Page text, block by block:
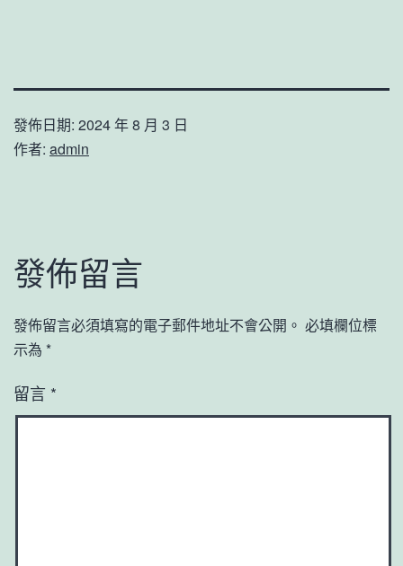
發佈日期: 2024 年 8 月 3 日
作者: admin
發佈留言
發佈留言必須填寫的電子郵件地址不會公開。 必填欄位標
示為 *
留言 *